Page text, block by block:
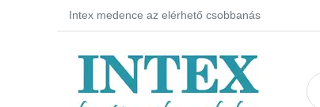
Intex medence az elérhető csobbanás